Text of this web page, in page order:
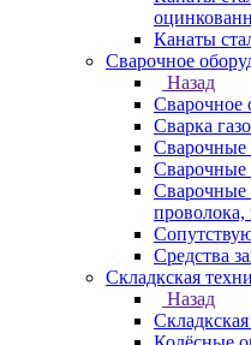
Канаты
Сварочное
Назад
Сварочное
Сварка
Сварочные
Сварочные
Сварочные
проволока,
Средства
Складкская
Назад